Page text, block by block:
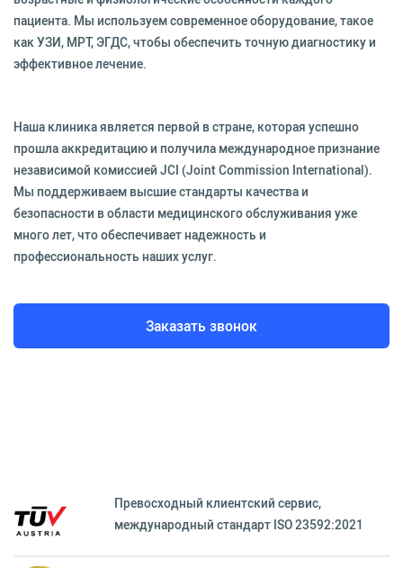
пациента. Мы используем современное оборудование, такое
как УЗИ, МРТ, ЭГДС, чтобы обеспечить точную диагностику и
эффективное лечение.
Наша клиника является первой в стране, которая успешно
прошла аккредитацию и получила международное признание
независимой комиссией JCI (Joint Commission International).
Мы поддерживаем высшие стандарты качества и
безопасности в области медицинского обслуживания уже
много лет, что обеспечивает надежность и
профессиональность наших услуг.
Заказать звонок
Превосходный клиентский сервиc,
международный стандарт ISO 23592:2021